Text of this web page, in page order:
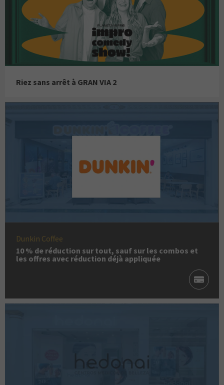
Riez sans arrêt à GRAN VIA 2
Dunkin Coffee
10 % de réduction sur tout, sauf sur les combos et
les offres avec réduction déjà appliquée